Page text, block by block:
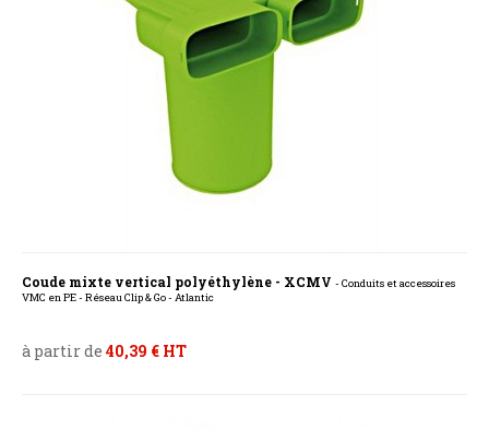
Coude mixte vertical polyéthylène - XCMV - Conduits et accessoires
VMC en PE - Réseau Clip & Go - Atlantic
à partir de 40,39 € HT